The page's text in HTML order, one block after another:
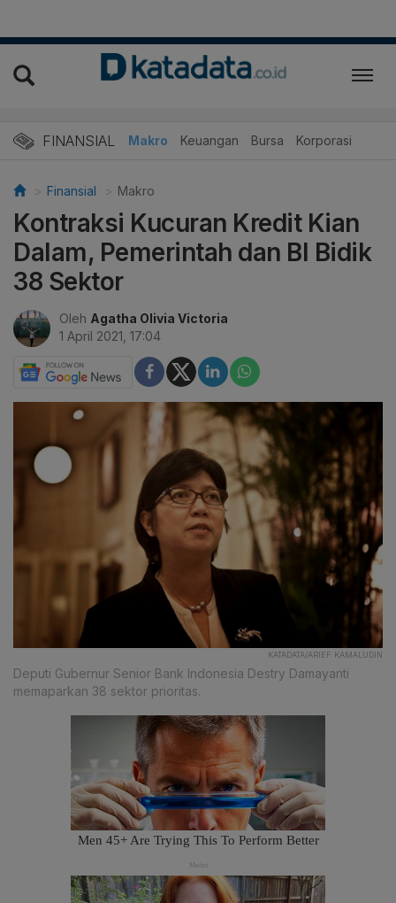
FINANSIAL Makro Keuangan Bursa Korporasi
Finansial Makro
Kontraksi Kucuran Kredit Kian
Dalam, Pemerintah dan BI Bidik
38 Sektor
Oleh Agatha Olivia Victoria
1 April 2021, 17:04
KATADATA/ARIEF KAMALUDIN
Deputi Gubernur Senior Bank Indonesia Destry Damayanti
memaparkan 38 sektor prioritas.